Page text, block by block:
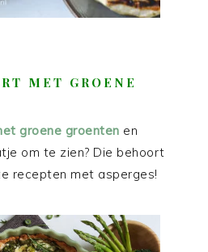
MET GROENE
groene groenten en
om te zien? Die behoort
recepten met asperges!